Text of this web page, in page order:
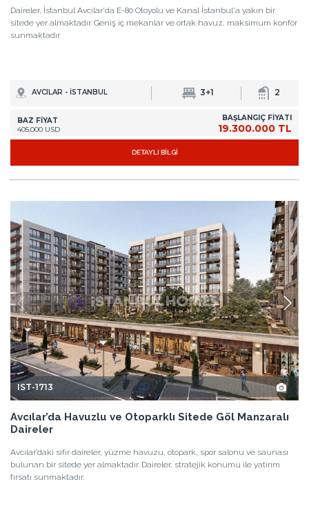
Daireler, İstanbul Avcılar'da E-80 Otoyolu ve Kanal İstanbul'a yakın bir
sitede yer almaktadır. Geniş iç mekanlar ve ortak havuz, maksimum konfor
sunmaktadır.
AVCILAR - İSTANBUL 3+1 2
BAZ FİYAT
405.000 USD
BAŞLANGIÇ FİYATI
19.300.000 TL
DETAYLI BİLGİ
IST-1713
Avcılar’da Havuzlu ve Otoparklı Sitede Göl Manzaralı
Daireler
Avcılar’daki sıfır daireler, yüzme havuzu, otopark, spor salonu ve saunası
bulunan bir sitede yer almaktadır. Daireler, stratejik konumu ile yatırım
fırsatı sunmaktadır.